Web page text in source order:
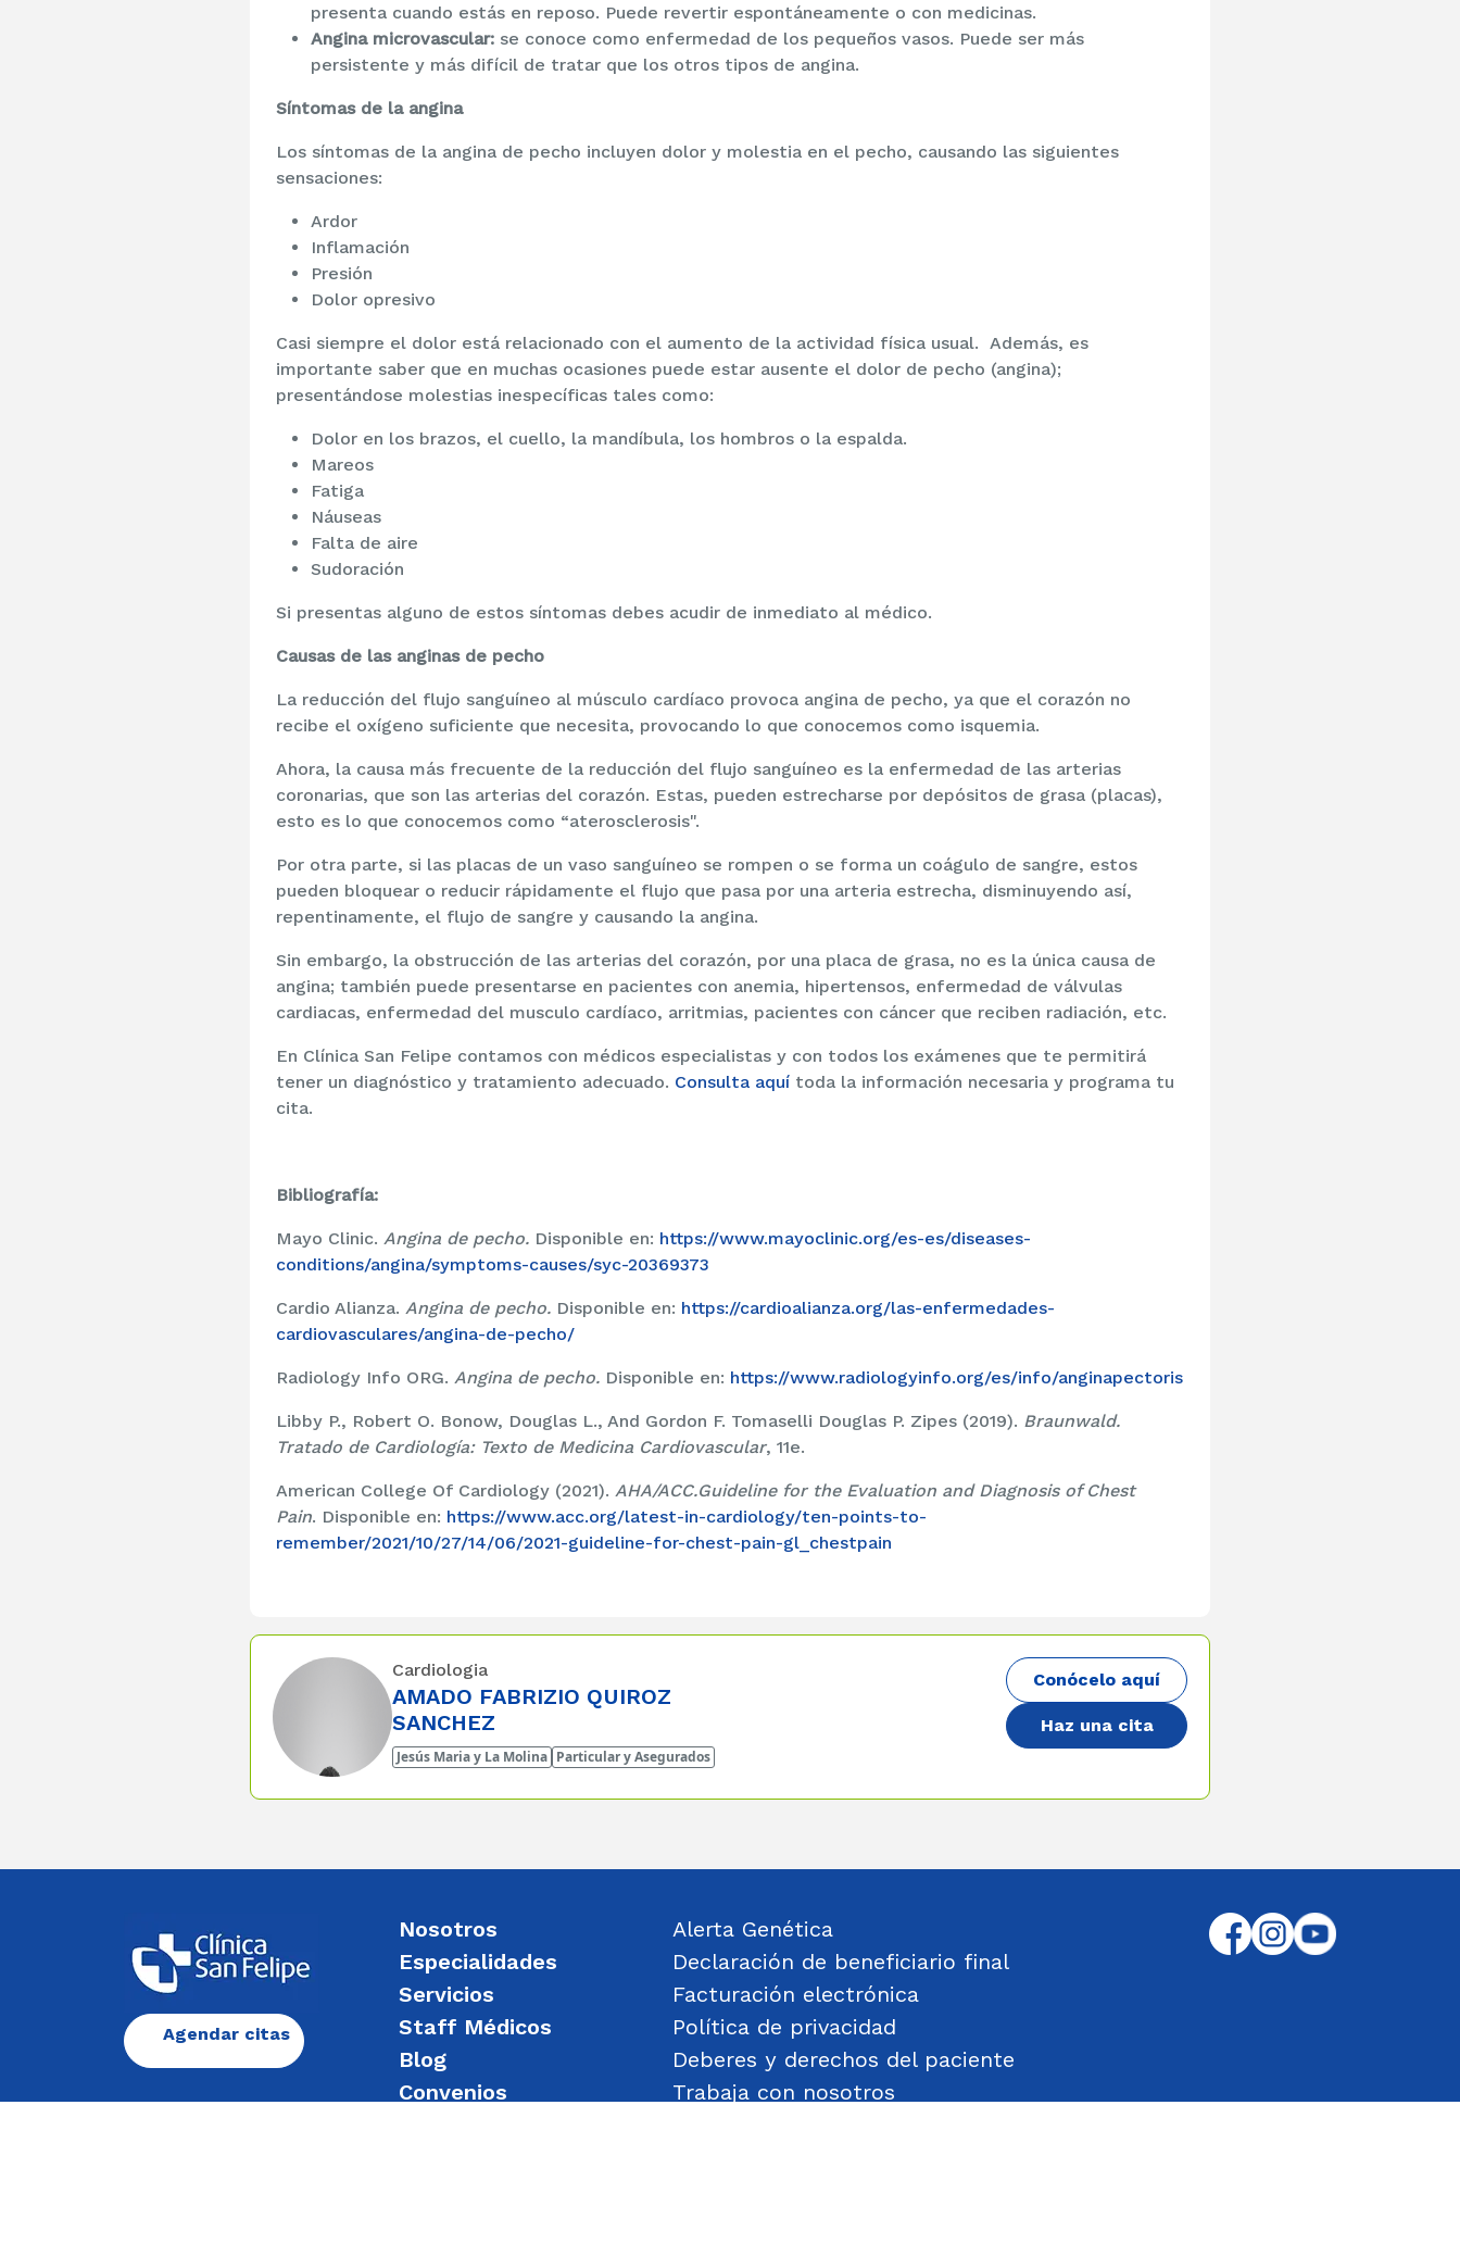
presenta cuando estás en reposo. Puede revertir espontáneamente o con medicinas.
Angina microvascular:se conoce como enfermedad de los pequeños vasos. Puede ser más
persistente y más difícil de tratar que los otros tipos de angina.
Síntomas de la angina
Los síntomas de la angina de pecho incluyen dolor y molestia en el pecho, causando las siguientes
sensaciones:
Ardor
Inflamación
Presión
Dolor opresivo
Casi siempre el dolor está relacionado con el aumento de la actividad física usual. Además, es
importante saber que en muchas ocasiones puede estar ausente el dolor de pecho (angina);
presentándose molestias inespecíficas tales como:
Dolor en los brazos, el cuello, la mandíbula, los hombros o la espalda.
Mareos
Fatiga
Náuseas
Falta de aire
Sudoración
Si presentas alguno de estos síntomas debes acudir de inmediato al médico.
Causas de las anginas de pecho
La reducción del flujo sanguíneo al músculo cardíaco provoca angina de pecho, ya que el corazón no
recibe el oxígeno suficiente que necesita, provocando lo que conocemos como isquemia.
Ahora, la causa más frecuente de la reducción del flujo sanguíneo es la enfermedad de las arterias
coronarias, que son las arterias del corazón. Estas, pueden estrecharse por depósitos de grasa (placas),
esto es lo que conocemos como “aterosclerosis".
Por otra parte, si las placas de un vaso sanguíneo se rompen o se forma un coágulo de sangre, estos
pueden bloquear o reducir rápidamente el flujo que pasa por una arteria estrecha, disminuyendo así,
repentinamente, el flujo de sangre y causando la angina.
Sin embargo, la obstrucción de las arterias del corazón, por una placa de grasa, no es la única causa de
angina; también puede presentarse en pacientes con anemia, hipertensos, enfermedad de válvulas
cardiacas, enfermedad del musculo cardíaco, arritmias, pacientes con cáncer que reciben radiación, etc.
En Clínica San Felipe contamos con médicos especialistas y con todos los exámenes que te permitirá
tener un diagnóstico y tratamiento adecuado. Consulta aquítoda la información necesaria y programa tu
cita.
Bibliografía:
Mayo Clinic. Angina de pecho. Disponible en: https://www.mayoclinic.org/es-es/diseases-
conditions/angina/symptoms-causes/syc-20369373
Cardio Alianza. Angina de pecho. Disponible en: https://cardioalianza.org/las-enfermedades-
cardiovasculares/angina-de-pecho/
Radiology Info ORG. Angina de pecho. Disponible en: https://www.radiologyinfo.org/es/info/anginapectoris
Libby P., Robert O. Bonow, Douglas L., And Gordon F. Tomaselli Douglas P. Zipes (2019). Braunwald.
Tratado de Cardiología: Texto de Medicina Cardiovascular, 11e.
American College Of Cardiology (2021). AHA/ACC.Guideline for the Evaluation and Diagnosis of Chest
Pain. Disponible en: https://www.acc.org/latest-in-cardiology/ten-points-to-
remember/2021/10/27/14/06/2021-guideline-for-chest-pain-gl_chestpain
Cardiologia
AMADO FABRIZIO QUIROZ
SANCHEZ
Jesús Maria y La Molina Particular y Asegurados
Conócelo aquí
Haz una cita
Agendar citas
Nosotros
Especialidades
Servicios
Staff Médicos
Blog
Convenios
Alerta Genética
Declaración de beneficiario final
Facturación electrónica
Política de privacidad
Deberes y derechos del paciente
Trabaja con nosotros